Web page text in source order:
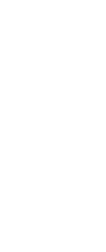
mais
à
o
em são
serviço,
toda a
de
desde
complexos.
mais